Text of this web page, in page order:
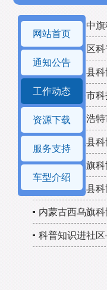
内蒙古科右中
内蒙古乌达区
内蒙古兴和县
内蒙古包头市
内蒙古锡林浩特
云南省云龙县
内蒙古西乌旗
云南省云龙县
内蒙古西乌旗科
科普知识进社
网站首页
通知公告
工作动态
资源下载
服务支持
车型介绍